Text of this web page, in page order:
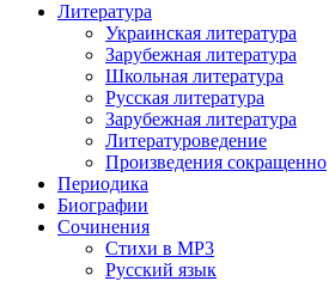
Литература
Украинская литература
Зарубежная литература
Школьная литература
Русская литература
Зарубежная литература
Литературоведение
Произведения сокращенно
Периодика
Биографии
Сочинения
Стихи в MP3
Русский язык